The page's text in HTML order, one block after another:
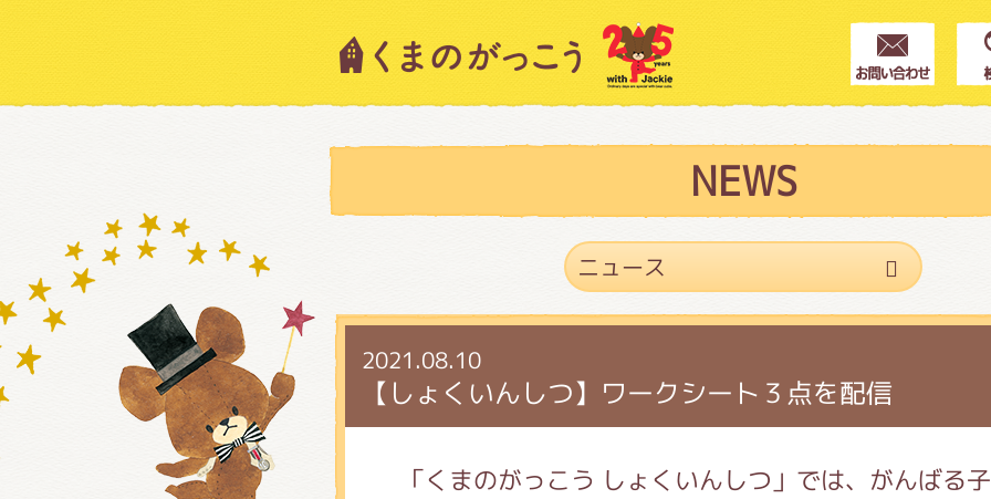
NEWS
2021.08.10
【しょくいんしつ】ワークシート３点を配信
「くまのがっこう しょくいんしつ」では、がんばる
キャラクター紹介
スタッフブログ
絵本・作家紹介
ショップインフォメーション